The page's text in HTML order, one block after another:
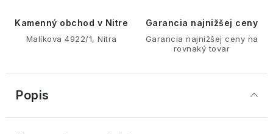
Kamenný obchod v Nitre
Malíkova 4922/1, Nitra
Garancia najnižšej ceny
Garancia najnižšej ceny na
rovnaký tovar
Popis